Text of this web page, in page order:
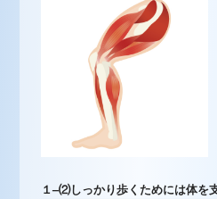
１–⑵しっかり歩くためには体を